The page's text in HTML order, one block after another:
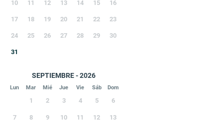
10 11 12 13 14 15 16
17 18 19 20 21 22 23
24 25 26 27 28 29 30
31
SEPTIEMBRE - 2026
Lun Mar Mié Jue Vie Sáb Dom
1 2 3 4 5 6
7 8 9 10 11 12 13